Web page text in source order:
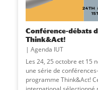
Conférence-débats
Think&Act!
Agenda IUT
Les 24, 25 octobre et 15
une série de
programme Think&Act!